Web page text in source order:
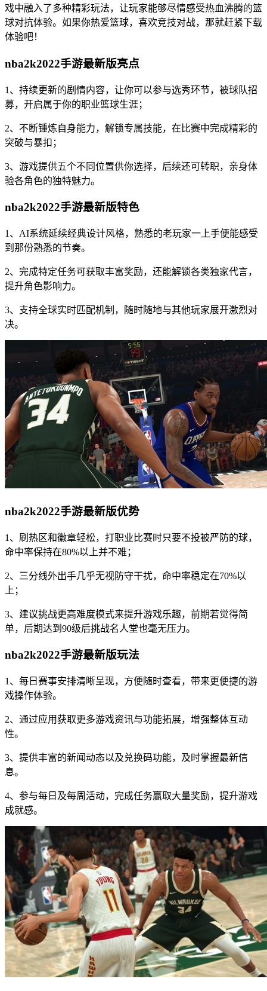
戏中融入了多种精彩玩法，让玩家能够尽情感受热血沸腾的篮
球对抗体验。如果你热爱篮球，喜欢竞技对战，那就赶紧下载
体验吧！
nba2k2022手游最新版亮点
1、持续更新的剧情内容，让你可以参与选秀环节，被球队招
募，开启属于你的职业篮球生涯；
2、不断锤炼自身能力，解锁专属技能，在比赛中完成精彩的
突破与暴扣；
3、游戏提供五个不同位置供你选择，后续还可转职，亲身体
验各角色的独特魅力。
nba2k2022手游最新版特色
1、AI系统延续经典设计风格，熟悉的老玩家一上手便能感受
到那份熟悉的节奏。
2、完成特定任务可获取丰富奖励，还能解锁各类独家代言，
提升角色影响力。
3、支持全球实时匹配机制，随时随地与其他玩家展开激烈对
决。
nba2k2022手游最新版优势
1、刷热区和徽章轻松，打职业比赛时只要不投被严防的球，
命中率保持在80%以上并不难；
2、三分线外出手几乎无视防守干扰，命中率稳定在70%以
上；
3、建议挑战更高难度模式来提升游戏乐趣，前期若觉得简
单，后期达到90级后挑战名人堂也毫无压力。
nba2k2022手游最新版玩法
1、每日赛事安排清晰呈现，方便随时查看，带来更便捷的游
戏操作体验。
2、通过应用获取更多游戏资讯与功能拓展，增强整体互动
性。
3、提供丰富的新闻动态以及兑换码功能，及时掌握最新信
息。
4、参与每日及每周活动，完成任务赢取大量奖励，提升游戏
成就感。